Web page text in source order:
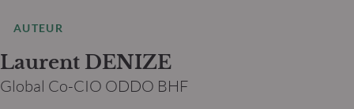
AUTEUR
Laurent DENIZE
Global Co-CIO ODDO BHF